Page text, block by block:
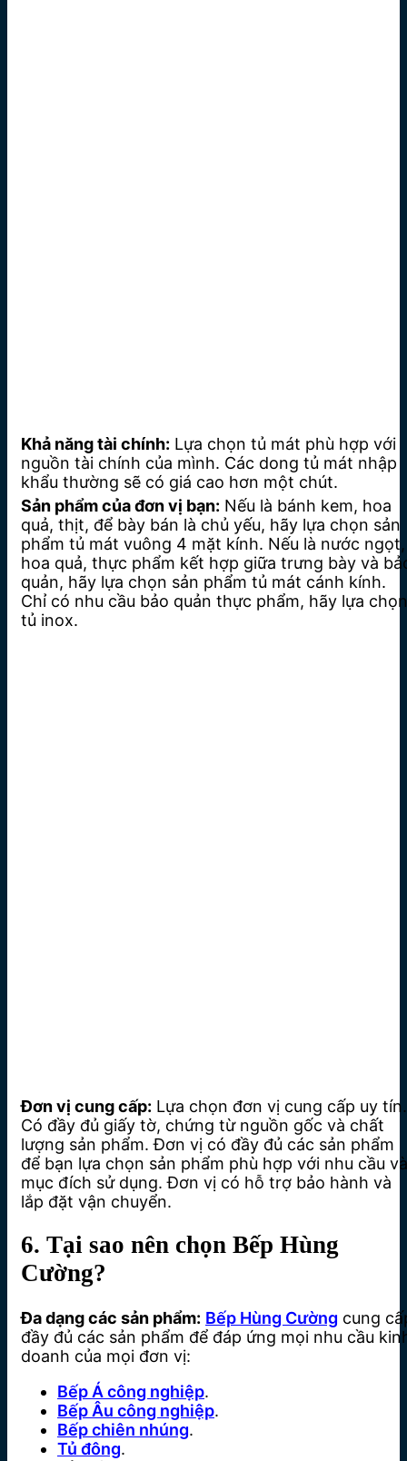
Khả năng tài chính: Lựa chọn tủ mát phù hợp với
nguồn tài chính của mình. Các dong tủ mát nhập
khẩu thường sẽ có giá cao hơn một chút.
Sản phẩm của đơn vị bạn: Nếu là bánh kem, hoa
quả, thịt, để bày bán là chủ yếu, hãy lựa chọn sản
phẩm tủ mát vuông 4 mặt kính. Nếu là nước ngọt,
hoa quả, thực phẩm kết hợp giữa trưng bày và
quản, hãy lựa chọn sản phẩm tủ mát cánh kính.
Chỉ có nhu cầu bảo quản thực phẩm, hãy lựa chọn
tủ inox.
Đơn vị cung cấp: Lựa chọn đơn vị cung cấp uy tín.
Có đầy đủ giấy tờ, chứng từ nguồn gốc và chất
lượng sản phẩm. Đơn vị có đầy đủ các sản phẩm
để bạn lựa chọn sản phẩm phù hợp với nhu cầu và
mục đích sử dụng. Đơn vị có hỗ trợ bảo hành và
lắp đặt vận chuyển.
6. Tại sao nên chọn Bếp Hùng
Cường?
Đa dạng các sản phẩm: Bếp Hùng Cường cung
đầy đủ các sản phẩm để đáp ứng mọi nhu cầu
doanh của mọi đơn vị:
Bếp Á công nghiệp.
Bếp Âu công nghiệp.
Bếp chiên nhúng.
Tủ đông.